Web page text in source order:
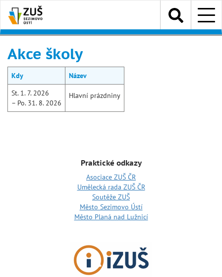
hlavnímu
obsahu
Menu
Akce školy
Kdy
Název
St. 1. 7. 2026
– Po. 31. 8. 2026
Hlavní prázdniny
Praktické odkazy
Asociace ZUŠ ČR
Umělecká rada ZUŠ ČR
Soutěže ZUŠ
Město Sezimovo Ústí
Město Planá nad Lužnicí